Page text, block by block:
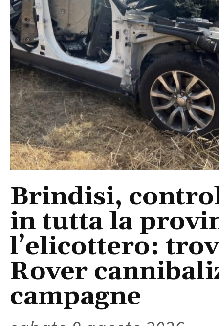
Brindisi,
in tutta la
l’elicottero:
Rover
campagne